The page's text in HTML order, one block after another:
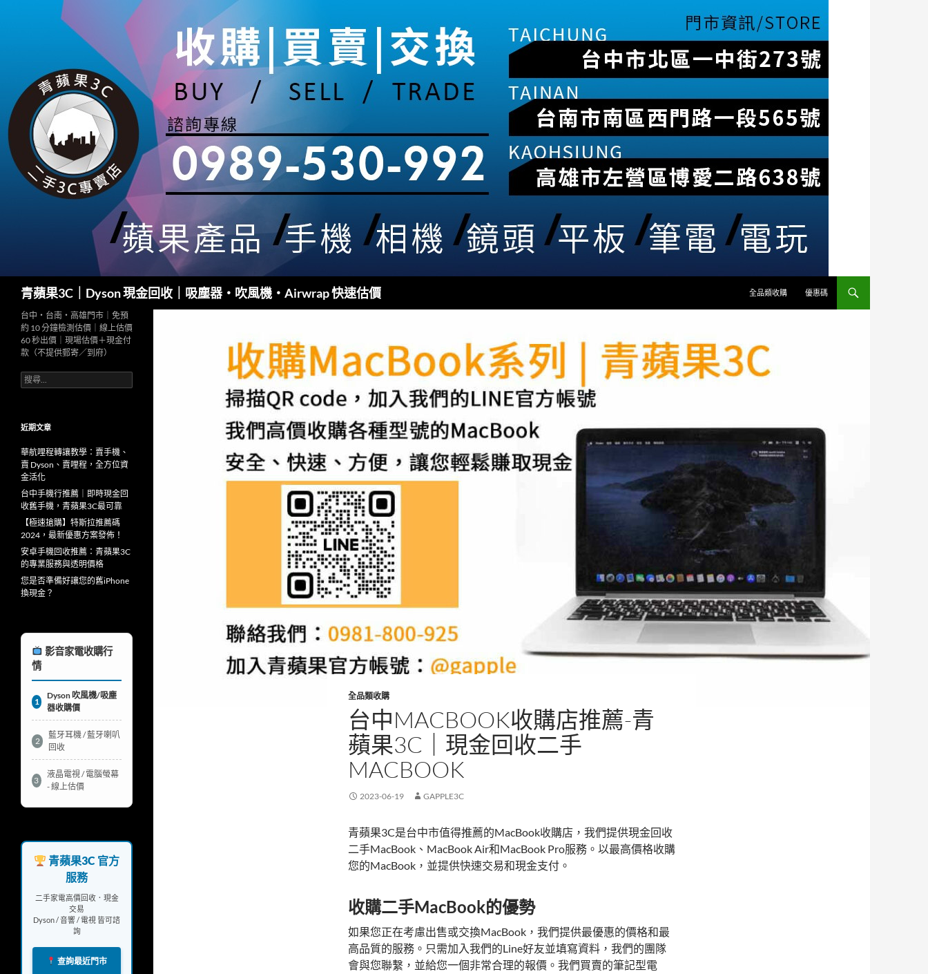
青蘋果3C｜Dyson 現金回收｜吸塵器・吹風機・Airwrap 快速估價 全品類收購 優惠碼
全品類收購
台中MACBOOK收購店推薦-青
蘋果3C｜現金回收二手
MACBOOK
2023-06-19 GAPPLE3C
青蘋果3C是台中市值得推薦的MacBook收購店，我們提供現金回收
二手MacBook、MacBook Air和MacBook Pro服務。以最高價格收購
您的MacBook，並提供快速交易和現金支付。
收購二手MacBook的優勢
如果您正在考慮出售或交換MacBook，我們提供最優惠的價格和最
高品質的服務。只需加入我們的Line好友並填寫資料，我們的團隊
會與您聯繫，並給您一個非常合理的報價。我們買賣的筆記型電
台中・台南・高雄門市｜免預
約 10 分鐘檢測估價｜線上估價
60 秒出價｜現場估價＋現金付
款（不提供郵寄／到府）
搜
尋
字:
近期文章
華航哩程轉讓教學：賣手機、
賣 Dyson、賣哩程，全方位資
金活化
台中手機行推薦｜即時現金回
收舊手機，青蘋果3C最可靠
【極速搶購】特斯拉推薦碼
2024，最新優惠方案發佈！
安卓手機回收推薦：青蘋果3C
的專業服務與透明價格
您是否準備好讓您的舊iPhone
換現金？
影音家電收購行
情
1
Dyson 吹風機/吸塵
器收購價
2
藍牙耳機 / 藍牙喇叭
回收
3
液晶電視 / 電腦螢幕
- 線上估價
青蘋果3C 官方
服務
二手家電高價回收．現金
交易
Dyson / 音響 / 電視 皆可諮
詢
查詢最近門市